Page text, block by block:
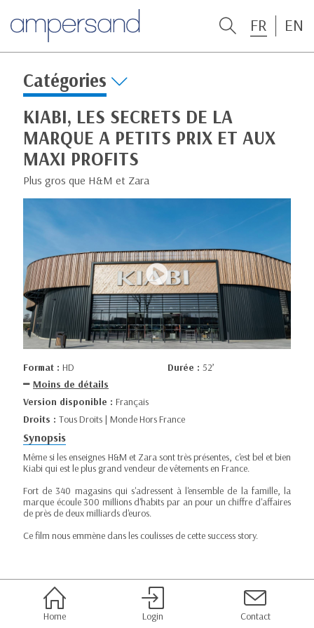
FR EN
Catégories
KIABI, LES SECRETS DE LA
MARQUE A PETITS PRIX ET AUX
MAXI PROFITS
Plus gros que H&M et Zara
Format : HD Durée : 52’
Moins de détails
Version disponible : Français
Droits : Tous Droits | Monde Hors France
Synopsis
Même si les enseignes H&M et Zara sont très présentes, c'est bel et bien
Kiabi qui est le plus grand vendeur de vêtements en France.
Fort de 340 magasins qui s'adressent à l'ensemble de la famille, la
marque écoule 300 millions d'habits par an pour un chiffre d'affaires
de près de deux milliards d'euros.
Ce film nous emmène dans les coulisses de cette success story.
Home Login Contact